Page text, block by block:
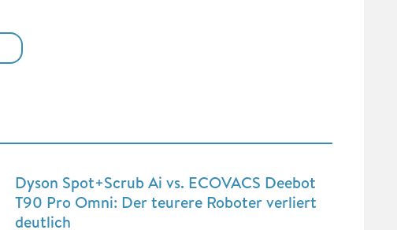
Dyson Spot+Scrub Ai vs. ECOVACS Deebot
T90 Pro Omni: Der teurere Roboter verliert
deutlich